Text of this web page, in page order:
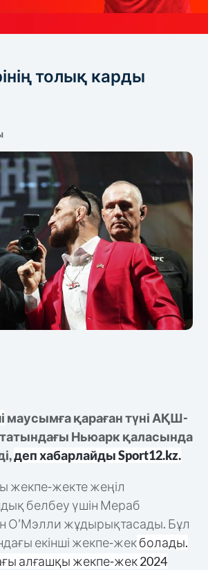
толық карды
маусымға қараған түні АҚШ-
Ньюарк қаласында
деп хабарлайды Sport12.kz.
жекпе-жекте жеңіл
белбеу үшін Мераб
О’Мэлли жұдырықтасады. Бұл
екінші жекпе-жекболады.
алғашқы жекпе-жек 2024